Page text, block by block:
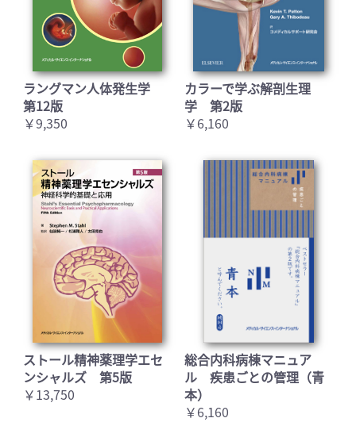
カートへ進む
ラングマン人体発生学
第12版
￥9,350
カラーで学ぶ解剖生理
学 第2版
￥6,160
ストール精神薬理学エセ
ンシャルズ 第5版
￥13,750
総合内科病棟マニュア
ル 疾患ごとの管理（青
本）
￥6,160